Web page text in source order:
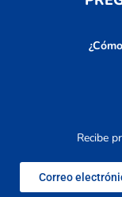
Recibe
Correo